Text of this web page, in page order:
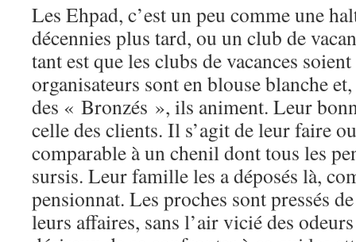
Les Ehpad, c’est un peu comme une
décennies plus tard, ou un club de
tant est que les clubs de vacances
organisateurs sont en blouse blanche
des « Bronzés », ils animent. Leur
celle des clients. Il s’agit de leur faire
comparable à un chenil dont tous les
sursis. Leur famille les a déposés là,
pensionnat. Les proches sont pressés
leurs affaires, sans l’air vicié des